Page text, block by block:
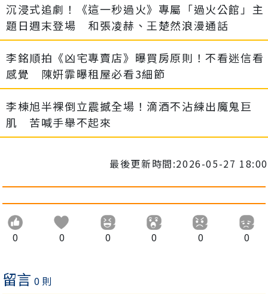
沉浸式追劇！《這一秒過火》專屬「過火公館」主
題日週末登場 和張凌赫、王楚然浪漫通話
李銘順拍《凶宅專賣店》曝買房原則！不看迷信看
感覺 陳姸霏曝租屋必看3細節
李棟旭半裸倒立震撼全場！滴酒不沾練出魔鬼巨
肌 苦喊手舉不起來
最後更新時間:2026-05-27 18:00
0 0 0 0 0 0